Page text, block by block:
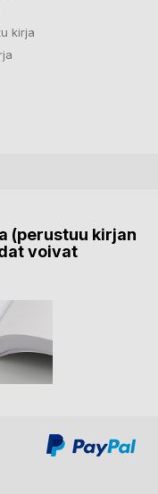
kirja
(perustuu kirjan
voivat